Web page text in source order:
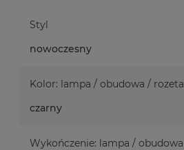
Styl
nowoczesny
Kolor: lampa / obudowa / rozeta
czarny
Wykończenie: lampa /